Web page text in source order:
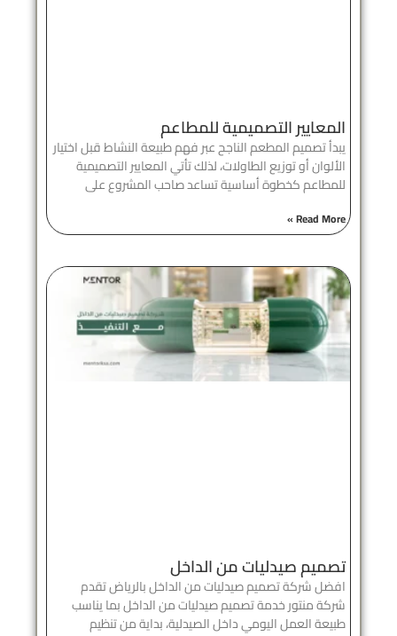
المعايير التصميمية للمطاعم
يبدأ تصميم المطعم الناجح عبر فهم طبيعة النشاط قبل اختيار
الألوان أو توزيع الطاولات، لذلك تأتي المعايير التصميمية
للمطاعم كخطوة أساسية تساعد صاحب المشروع على
Read More »
تصميم صيدليات من الداخل
افضل شركة تصميم صيدليات من الداخل بالرياض تقدم
شركة منتور خدمة تصميم صيدليات من الداخل بما يناسب
طبيعة العمل اليومي داخل الصيدلية، بداية من تنظيم